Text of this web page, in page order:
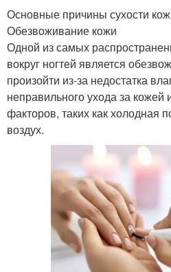
Основные причины сухости
Обезвоживание кожи
Одной из самых
вокруг ногтей является
произойти из-за недостатка
неправильного ухода за
факторов, таких как холодная
воздух.